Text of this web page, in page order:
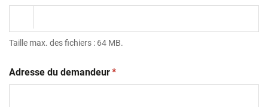
Taille max. des fichiers : 64 MB.
Adresse du demandeur(obligatoire)
*